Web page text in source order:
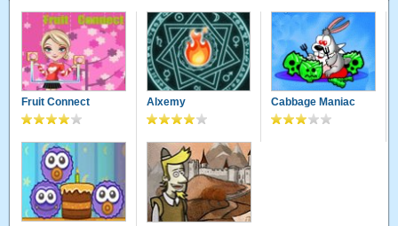
Fruit Connect Alxemy Cabbage Maniac